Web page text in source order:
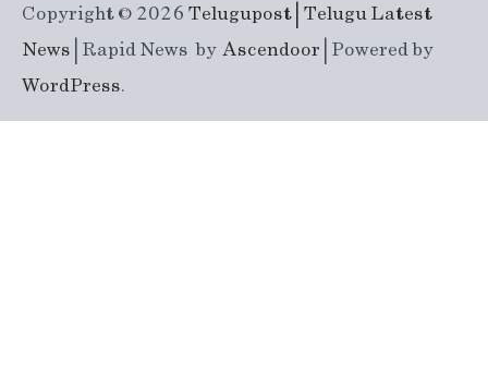
Copyright © 2026 Telugupost | Telugu Latest
News | Rapid News byAscendoor | Powered by
WordPress.